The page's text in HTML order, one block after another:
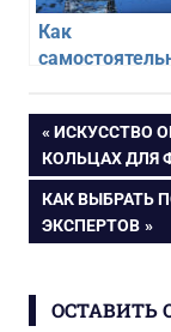
Как
фильтр для
воды
по
записям
ПРЕДЫДУЩАЯ
ЗАПИСЬ:
ИСКУССТВО
КОЛЬЦАХ ДЛЯ
СЛЕДУЮЩАЯ
ЗАПИСЬ:
КАК ВЫБРАТЬ
ЭКСПЕРТОВ
ОСТАВИТЬ